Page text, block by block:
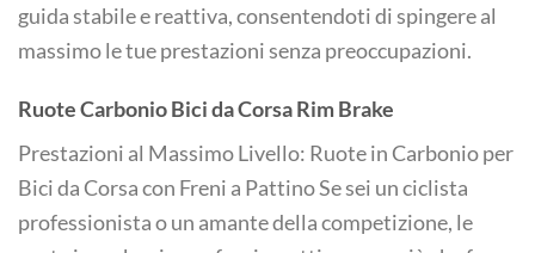
guida stabile e reattiva, consentendoti di spingere al
massimo le tue prestazioni senza preoccupazioni.
Ruote Carbonio Bici da CorsaRim Brake
Prestazioni al Massimo Livello: Ruote in Carbonio per
Bici da Corsa con Freni a Pattino Se sei un ciclista
professionista o un amante della competizione, le